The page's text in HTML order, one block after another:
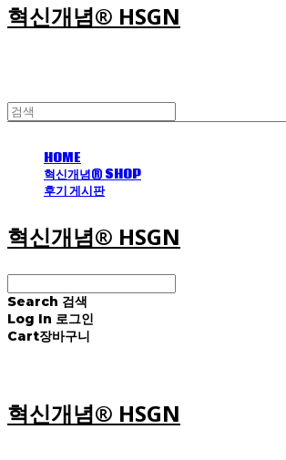
혁신개념® HSGN
HOME
혁신개념® SHOP
후기 게시판
혁신개념® HSGN
Search 검색
Log In 로그인
Cart장바구니
혁신개념® HSGN